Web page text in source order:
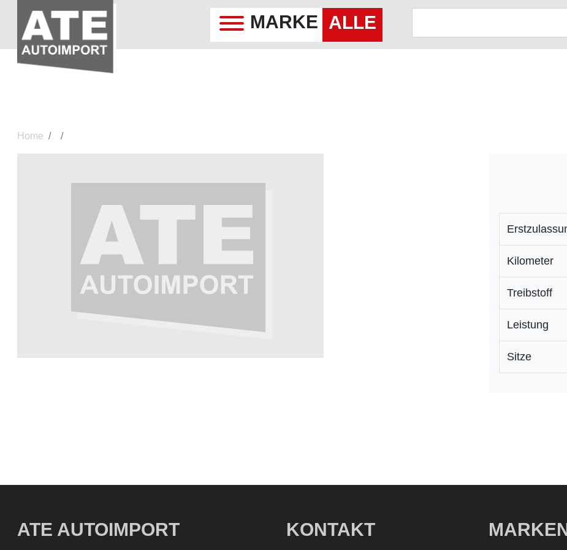
MARKE ALLE
Home
Kilometer
Treibstoff
Leistung
Sitze
ATE AUTOIMPORT KONTAKT